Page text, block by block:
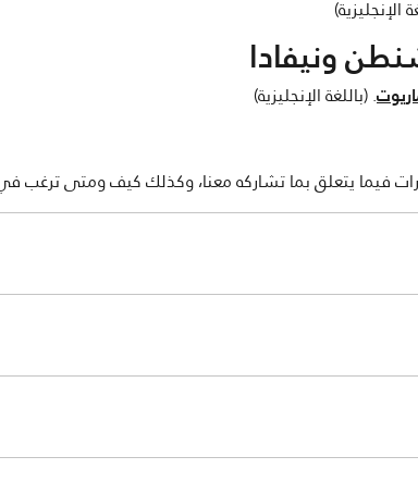
الإنجليزية)
ونيفادا
. (باللغة الإنجليزية)
فيما يتعلق بما تشاركه معنا، وكذلك كيف ومتى ترغب